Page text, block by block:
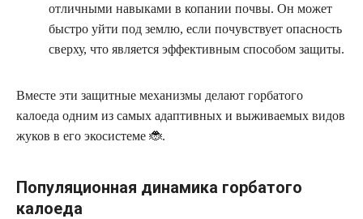
отличными навыками в копании почвы. Он может
быстро уйти под землю, если почувствует опасность
сверху, что является эффективным способом защиты.
Вместе эти защитные механизмы делают горбатого
калоеда одним из самых адаптивных и выживаемых видов
жуков в его экосистеме 🐞.
Популяционная динамика горбатого
калоеда